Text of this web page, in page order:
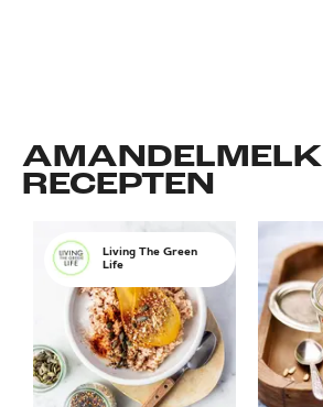
AMANDELMELK
RECEPTEN
Living The Green
Life